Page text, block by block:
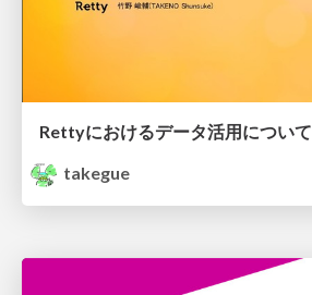
Rettyにおけるデータ活用について
takegue